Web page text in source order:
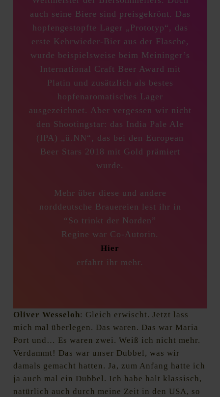
auch seine Biere sind preisgekrönt. Das
hopfengestopfte Lager „Prototyp“, das
erste Kehrwieder-Bier aus der Flasche,
wurde beispielsweise beim Meininger’s
International Craft Beer Award mit
Platin und zusätzlich als bestes
hopfenaromatisches Lager
ausgezeichnet. Aber vergessen wir nicht
den Shootingstar: das India Pale Ale
(IPA) „ü.NN“, das bei den European
Beer Stars 2018 mit Gold prämiert
wurde.
Mehr über diese und andere
norddeutsche Brauereien lest ihr in
“So trinkt der Norden”
Regine war Co-Autorin.
Hier
erfahrt ihr mehr.
Oliver Wesseloh: Gleich erwischt. Jetzt lass
mich mal überlegen. Das waren. Das war Maria
Port und… Es waren zwei. Weiß ich nicht mehr.
Verdammt! Das war unser Dubbel, was wir
damals gemacht hatten. Ja, zum Anfang hatte ich
ja auch mal ein Dubbel. Ich habe halt klassisch,
natürlich auch durch meine Zeit in den USA, so